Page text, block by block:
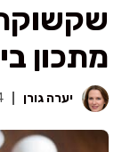
מתכון
יערה גורן